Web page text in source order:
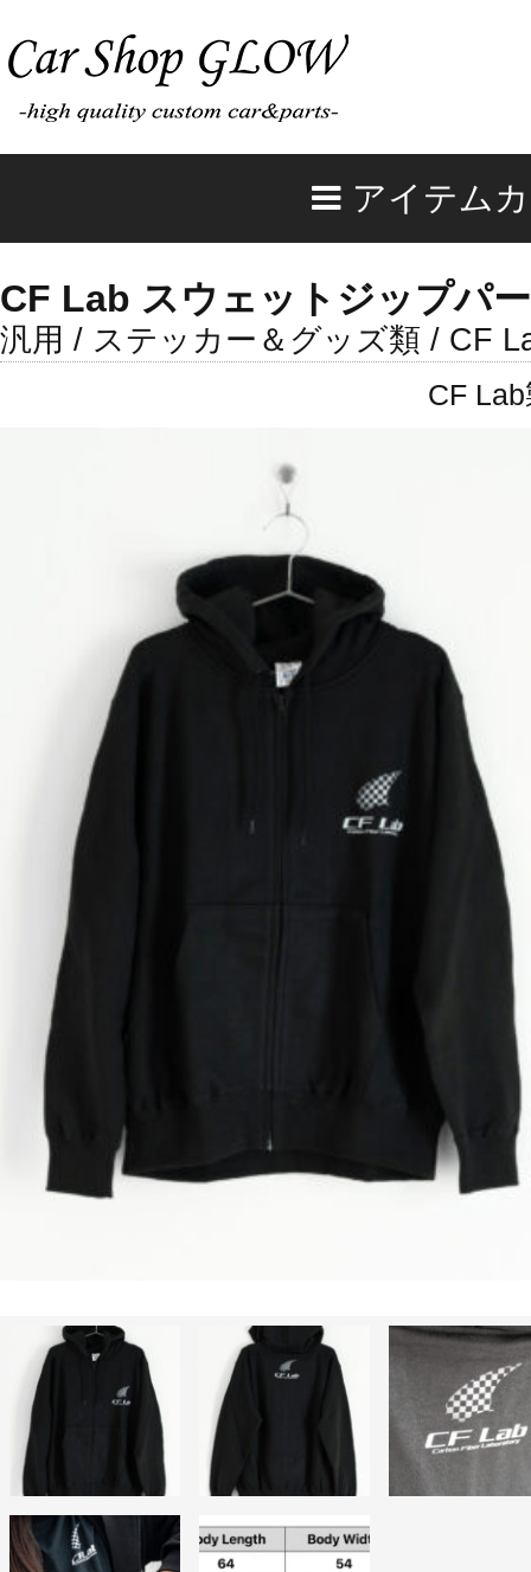
アイテム
CF Lab スウェットジップパ
汎用 / ステッカー＆グッズ類 / CF
CF